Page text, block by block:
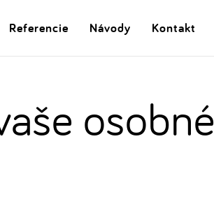
Referencie Návody Kontakt
osobné